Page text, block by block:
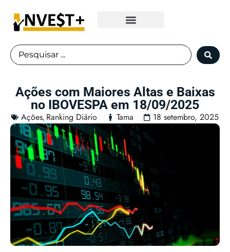
Ações com Maiores Altas e Baixas
no IBOVESPA em 18/09/2025
Ações, Ranking Diário Tama 18 setembro, 2025